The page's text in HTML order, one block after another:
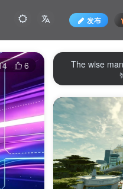
发布
6 The wise